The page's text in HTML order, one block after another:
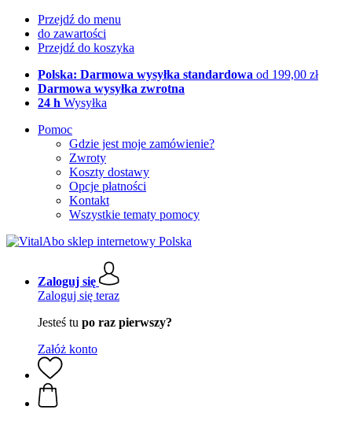
Przejdź do menu
do zawartości
Przejdź do koszyka
Polska: Darmowa wysyłka standardowa od 199,00 zł
Darmowa wysyłka zwrotna
24 h Wysyłka
Pomoc
Gdzie jest moje zamówienie?
Zwroty
Koszty dostawy
Opcje płatności
Kontakt
Wszystkie tematy pomocy
Zaloguj się
Zaloguj się teraz
Jesteś tu po raz pierwszy?
Załóż konto